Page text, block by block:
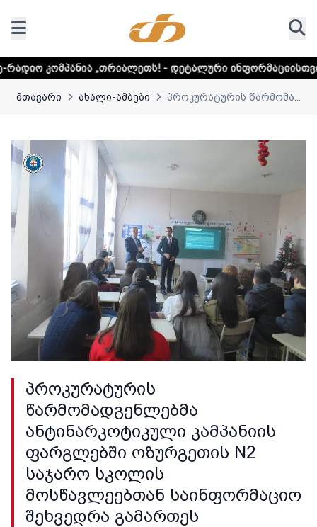
„თრიალეთს! - დეტალური ინფორმაციისთვის დააკლიკეთ
მთავარი ახალი-ამბები პროკურატურის წარმომა...
პროკურატურის
წარმომადგენლებმა
ანტინარკოტიკული კამპანიის
ფარგლებში ოზურგეთის N2
საჯარო სკოლის
მოსწავლეებთან საინფორმაციო
შეხვედრა გამართეს